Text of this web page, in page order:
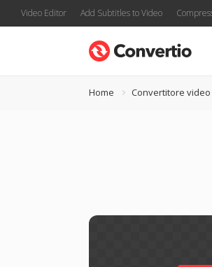
Video Editor Add Subtitles to Video
Home Convertitore video